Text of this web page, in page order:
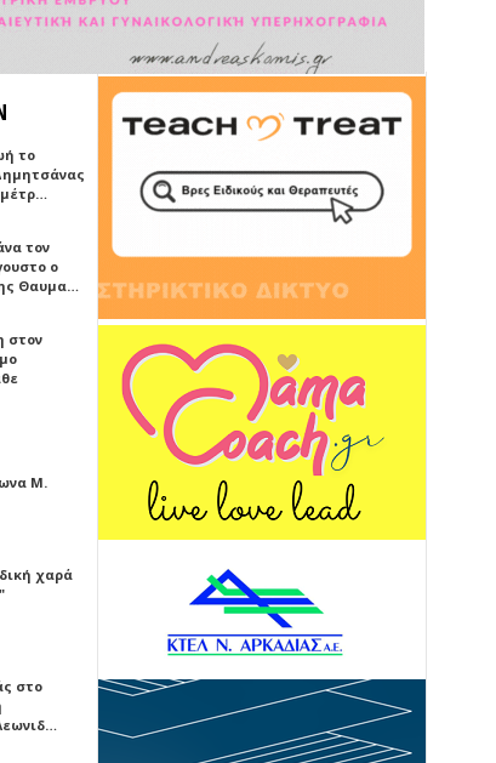
το
τον
ο
Θαυμα…
στον
Μ.
χαρά
στο